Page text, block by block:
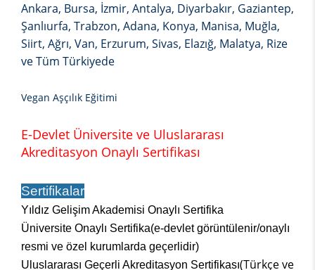
Ankara, Bursa, İzmir, Antalya, Diyarbakır, Gaziantep,
Şanlıurfa, Trabzon, Adana, Konya, Manisa, Muğla,
Siirt, Ağrı, Van, Erzurum, Sivas, Elazığ, Malatya, Rize
ve Tüm Türkiyede
Vegan Aşçılık Eğitimi
E-Devlet Üniversite ve Uluslararası
Akreditasyon Onaylı Sertifikası
Sertifikalar
Yıldız Gelişim Akademisi Onaylı Sertifika
Üniversite Onaylı Sertifika(e-devlet görüntülenir/onaylı
resmi ve özel kurumlarda geçerlidir)
Uluslararası Geçerli Akreditasyon Sertifikası(Türkçe ve